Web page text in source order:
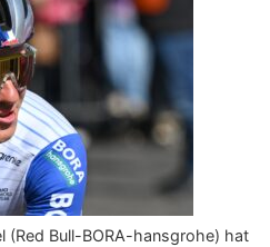
(Red Bull-BORA-hansgrohe) hat